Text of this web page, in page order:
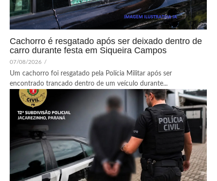
Cachorro é resgatado após ser deixado dentro de
carro durante festa em Siqueira Campos
07/08/2026 /
Um cachorro foi resgatado pela Polícia Militar após ser
encontrado trancado dentro de um veículo durante...